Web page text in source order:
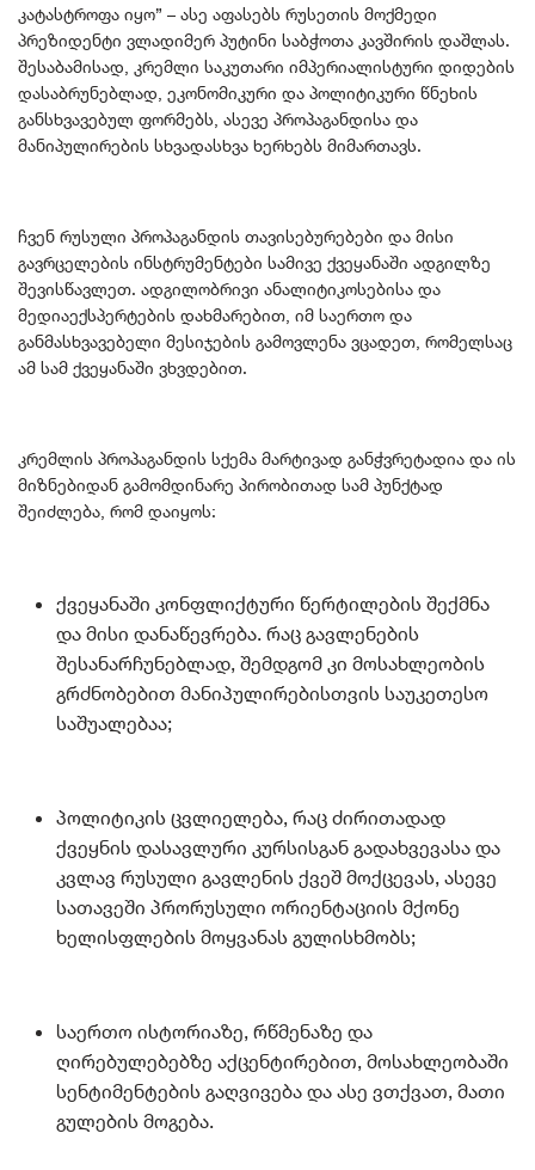
კატასტროფა იყო” – ასე აფასებს რუსეთის მოქმედი
პრეზიდენტი ვლადიმერ პუტინი საბჭოთა კავშირის დაშლას.
შესაბამისად, კრემლი საკუთარი იმპერიალისტური დიდების
დასაბრუნებლად, ეკონომიკური და პოლიტიკური წნეხის
განსხვავებულ ფორმებს, ასევე პროპაგანდისა და
მანიპულირების სხვადასხვა ხერხებს მიმართავს.
ჩვენ რუსული პროპაგანდის თავისებურებები და მისი
გავრცელების ინსტრუმენტები სამივე ქვეყანაში ადგილზე
შევისწავლეთ. ადგილობრივი ანალიტიკოსებისა და
მედიაექსპერტების დახმარებით, იმ საერთო და
განმასხვავებელი მესიჯების გამოვლენა ვცადეთ, რომელსაც
ამ სამ ქვეყანაში ვხვდებით.
კრემლის პროპაგანდის სქემა მარტივად განჭვრეტადია და ის
მიზნებიდან გამომდინარე პირობითად სამ პუნქტად
შეიძლება, რომ დაიყოს:
ქვეყანაში კონფლიქტური წერტილების შექმნა
და მისი დანაწევრება. რაც გავლენების
შესანარჩუნებლად, შემდგომ კი მოსახლეობის
გრძნობებით მანიპულირებისთვის საუკეთესო
საშუალებაა;
პოლიტიკის ცვლიელება, რაც ძირითადად
ქვეყნის დასავლური კურსისგან გადახვევასა და
კვლავ რუსული გავლენის ქვეშ მოქცევას, ასევე
სათავეში პრორუსული ორიენტაციის მქონე
ხელისფლების მოყვანას გულისხმობს;
საერთო ისტორიაზე, რწმენაზე და
ღირებულებებზე აქცენტირებით, მოსახლეობაში
სენტიმენტების გაღვივება და ასე ვთქვათ, მათი
გულების მოგება.